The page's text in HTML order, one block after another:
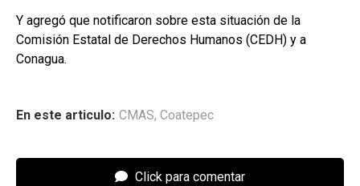
Y agregó que notificaron sobre esta situación de la
Comisión Estatal de Derechos Humanos (CEDH) y a
Conagua.
En este articulo: CMAS, Coatepec
Click para comentar